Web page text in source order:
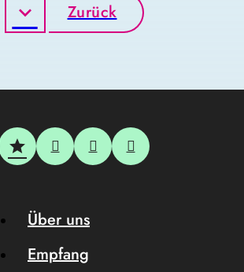
Zurück
Über uns
Empfang